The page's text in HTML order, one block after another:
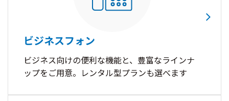
ビジネスフォン
ビジネス向けの便利な機能と、豊富なラインナ
ップをご用意。レンタル型プランも選べます